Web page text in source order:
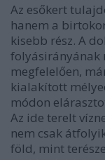
Az esőkert
hanem a
kisebb rész. A
folyásirányának
megfelelően,
kialakított
módon
Az ide terelt
nem csak
föld, mint